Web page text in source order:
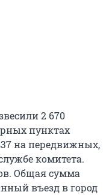
2 670
пунктах
на передвижных,
комитета.
Общая сумма
въезд в город